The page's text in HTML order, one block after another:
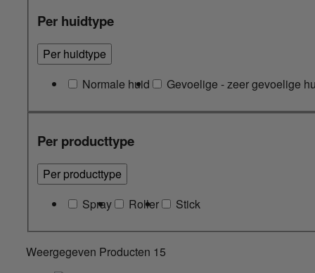
Per huidtype
Per huidtype
Normale huid
Gevoelige - zeer gevoelige
Per producttype
Per producttype
Spray
Roller Stick
Weergegeven Producten 15